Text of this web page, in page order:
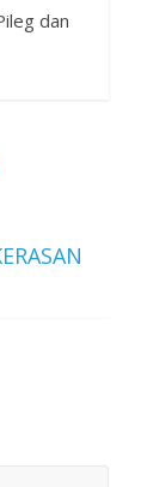
dan